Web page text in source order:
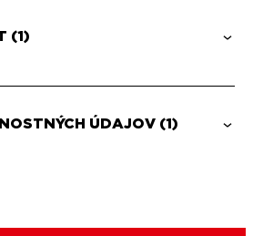
(1)
ÚDAJOV (1)